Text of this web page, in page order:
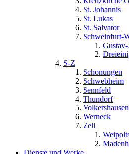
St. Johannis
St. Lukas
St. Salvator
Schweinfurt-
S-Z
Schonungen
Schwebheim
Sennfeld
Thundorf
Volkershausen
Werneck
Zell